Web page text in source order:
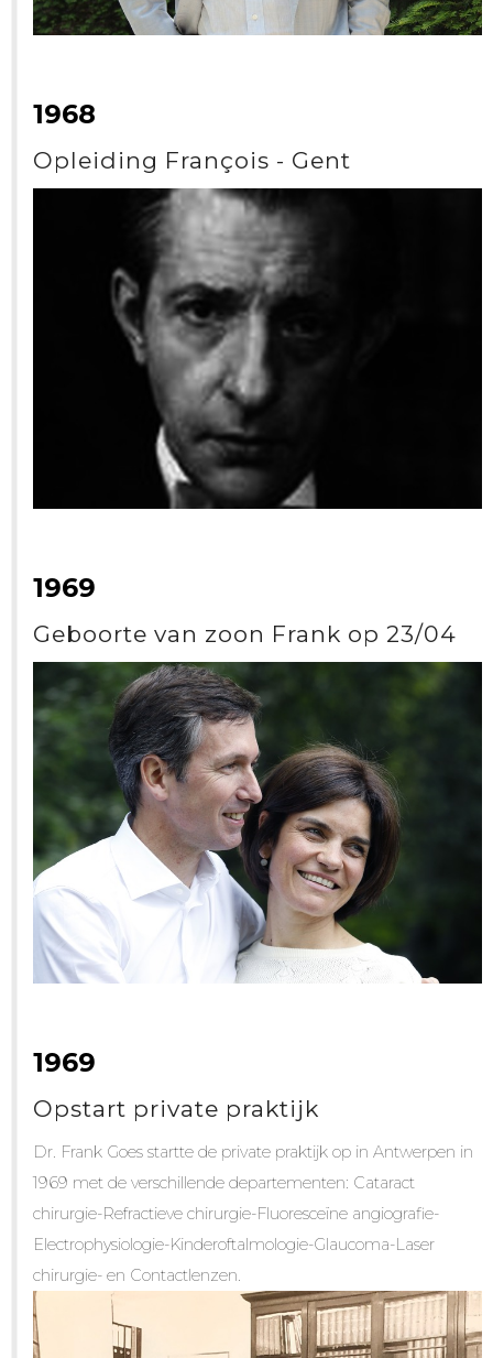
1968
Opleiding François - Gent
1969
Geboorte van zoon Frank op 23/04
1969
Opstart private praktijk
Dr. Frank Goes startte de private praktijk op in Antwerpen in
1969 met de verschillende departementen: Cataract
chirurgie-Refractieve chirurgie-Fluoresceïne angiografie-
Electrophysiologie-Kinderoftalmologie-Glaucoma-Laser
chirurgie- en Contactlenzen.